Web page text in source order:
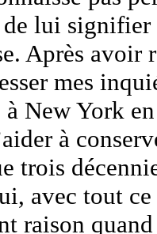
de lui
Après avoir
mes
à New York
à
trois
avec tout
raison